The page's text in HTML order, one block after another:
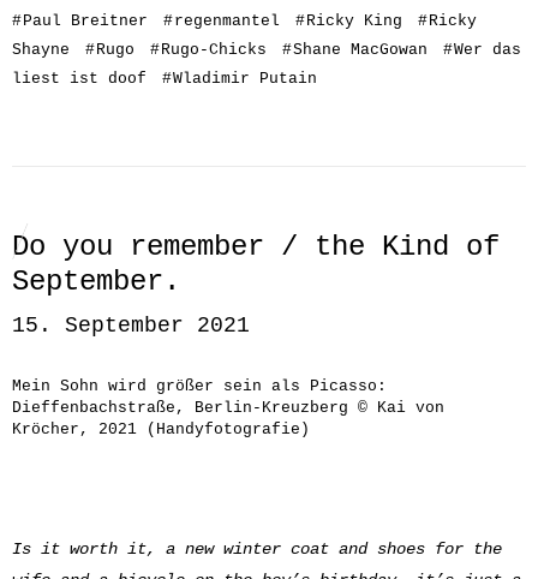
#Paul Breitner #regenmantel #Ricky King #Ricky
Shayne
#Rugo #Rugo-Chicks #Shane MacGowan #Wer das
liest ist doof
#Wladimir Putain
Do you remember / the Kind of
September.
15. September 2021
Mein Sohn wird größer sein als Picasso:
Dieffenbachstraße, Berlin-Kreuzberg © Kai von
Kröcher, 2021 (Handyfotografie)
Is it worth it, a new winter coat and shoes for the